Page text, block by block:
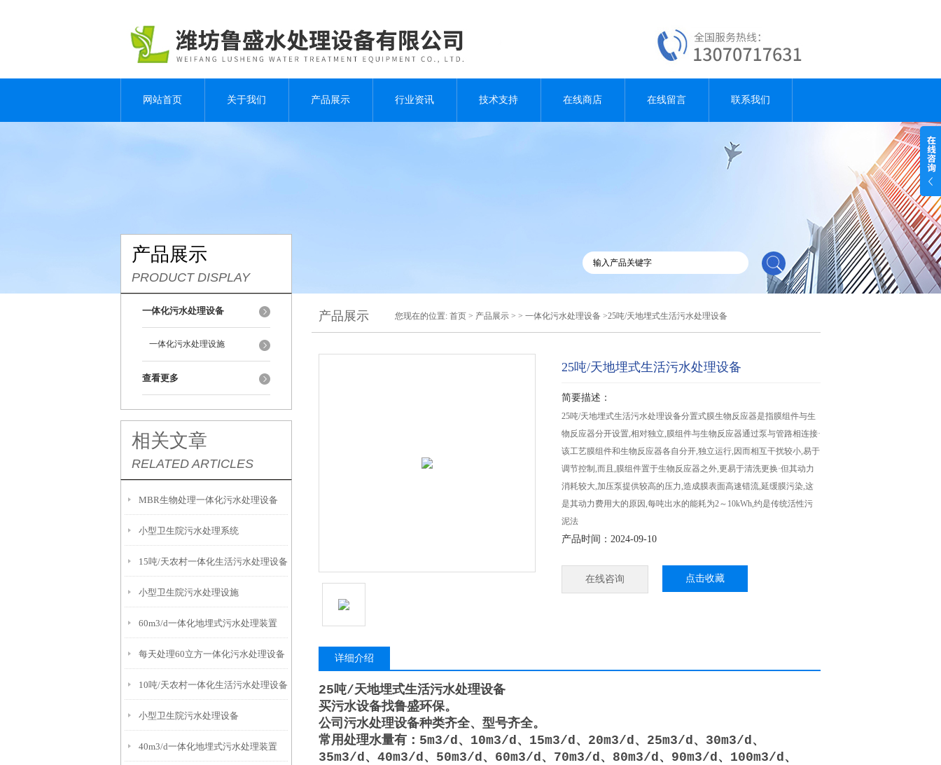
网站首页 关于我们 产品展示 行业资讯 技术支持 在线商店 在线留言 联系我们
产品展示
PRODUCT DISPLAY
一体化污水处理设备
一体化污水处理设施
查看更多
相关文章
RELATED ARTICLES
MBR生物处理一体化污水处理设备
小型卫生院污水处理系统
15吨/天农村一体化生活污水处理设备
小型卫生院污水处理设施
60m3/d一体化地埋式污水处理装置
每天处理60立方一体化污水处理设备
10吨/天农村一体化生活污水处理设备
小型卫生院污水处理设备
40m3/d一体化地埋式污水处理装置
产品展示 您现在的位置: 首页 > 产品展示 > > 一体化污水处理设备 >25吨/天地埋式生活污水处理设备
25吨/天地埋式生活污水处理设备
简要描述：
25吨/天地埋式生活污水处理设备分置式膜生物反应器是指膜组件与生
物反应器分开设置,相对独立,膜组件与生物反应器通过泵与管路相连接·
该工艺膜组件和生物反应器各自分开,独立运行,因而相互干扰较小,易于
调节控制,而且,膜组件置于生物反应器之外,更易于清洗更换·但其动力
消耗较大,加压泵提供较高的压力,造成膜表面高速错流,延缓膜污染,这
是其动力费用大的原因,每吨出水的能耗为2～10kWh,约是传统活性污
泥法
产品时间：2024-09-10
在线咨询 点击收藏
详细介绍
25吨/天地埋式生活污水处理设备
买污水设备找鲁盛环保。
公司污水处理设备种类齐全、型号齐全。
常用处理水量有：5m3/d、10m3/d、15m3/d、20m3/d、25m3/d、30m3/d、
35m3/d、40m3/d、50m3/d、60m3/d、70m3/d、80m3/d、90m3/d、100m3/d、